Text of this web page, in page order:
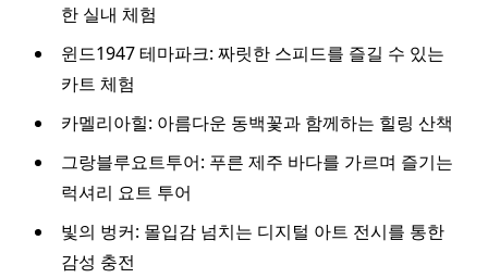
한 실내 체험
윈드1947 테마파크: 짜릿한 스피드를 즐길 수 있는
카트 체험
카멜리아힐: 아름다운 동백꽃과 함께하는 힐링 산책
그랑블루요트투어: 푸른 제주 바다를 가르며 즐기는
럭셔리 요트 투어
빛의 벙커: 몰입감 넘치는 디지털 아트 전시를 통한
감성 충전